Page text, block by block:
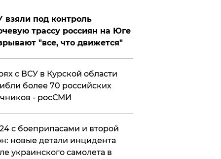
взяли под контроль
трассу россиян на Юге
"все, что движется"
с ВСУ в Курской области
более 70 российских
- росСМИ
с боеприпасами и второй
новые детали инцидента
украинского самолета в